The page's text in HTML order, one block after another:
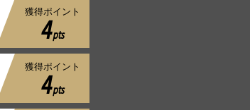
獲得ポイント
4pts
獲得ポイント
4pts